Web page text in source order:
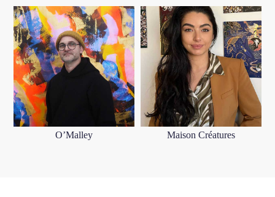
O’Malley Maison Créatures